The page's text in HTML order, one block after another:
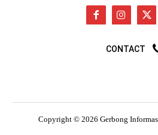
CONTACT
Copyright © 2026 Gerbong